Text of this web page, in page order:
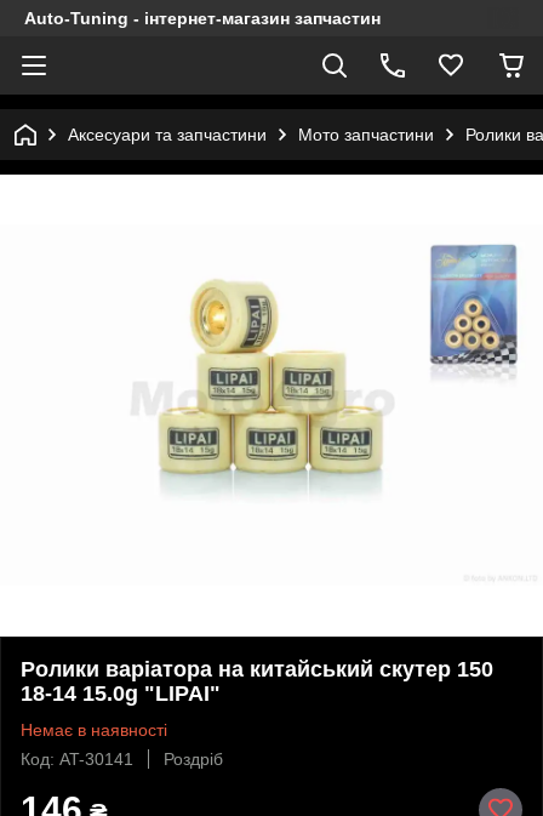
Auto-Tuning - інтернет-магазин запчастин
Аксесуари та запчастини Мото запчастини Ролики
Ролики варіатора на китайський скутер 150
18-14 15.0g "LIPAI"
Немає в наявності
Код: AT-30141
Роздріб